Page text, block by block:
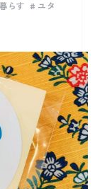
らす
ユタ